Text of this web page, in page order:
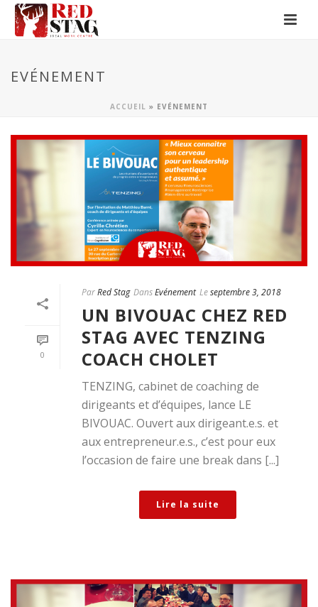
EVÉNEMENT
ACCUEIL » EVÉNEMENT
0
ParRed Stag DansEvénement Leseptembre 3, 2018
UN BIVOUAC CHEZ RED
STAG AVEC TENZING
COACH CHOLET
TENZING, cabinet de coaching de
dirigeants et d’équipes, lance LE
BIVOUAC. Ouvert aux dirigeant.e.s. et
aux entrepreneur.e.s., c’est pour eux
l’occasion de faire une break dans [...]
Lire la suite